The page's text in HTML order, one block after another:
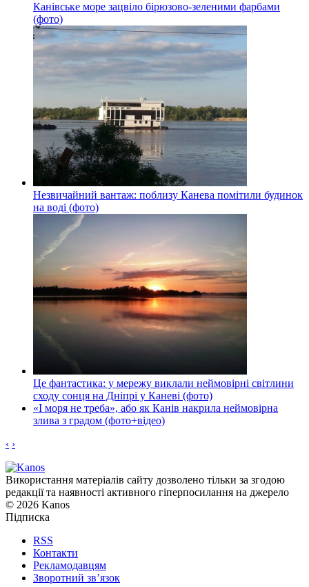
Канівське море зацвіло бірюзово-зеленими фарбами
(фото)
Незвичайний вантаж: поблизу Канева помітили будинок
на воді (фото)
Це фантастика: у мережу виклали неймовірні світлини
сходу сонця на Дніпрі у Каневі (фото)
«І моря не треба», або як Канів накрила неймовірна
злива з градом (фото+відео)
‹ ›
Використання матеріалів сайту дозволено тільки за згодою
редакції та наявності активного гіперпосилання на джерело
© 2026 Kanos
Підписка
RSS
Контакти
Рекламодавцям
Зворотний зв’язок